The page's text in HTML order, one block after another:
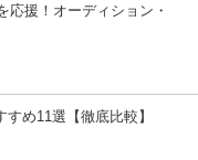
応援！オーディション・
め11選【徹底比較】